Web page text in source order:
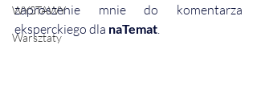
WYSTAWY
Warsztaty
zaproszenie mnie do komentarza
eksperckiego dla naTemat.